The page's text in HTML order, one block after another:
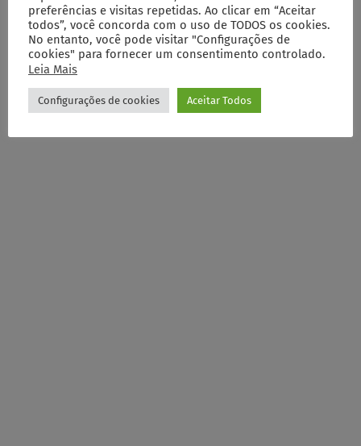
preferências e visitas repetidas. Ao clicar em “Aceitar
todos”, você concorda com o uso de TODOS os cookies.
No entanto, você pode visitar "Configurações de
cookies" para fornecer um consentimento controlado.
Leia Mais
Configurações de cookies Aceitar Todos